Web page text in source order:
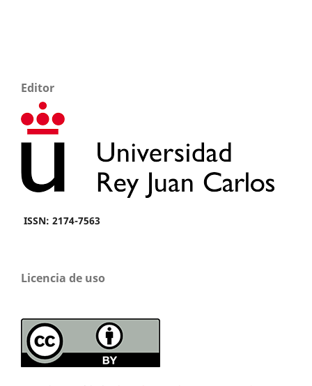
Editor
ISSN: 2174-7563
Licencia de uso